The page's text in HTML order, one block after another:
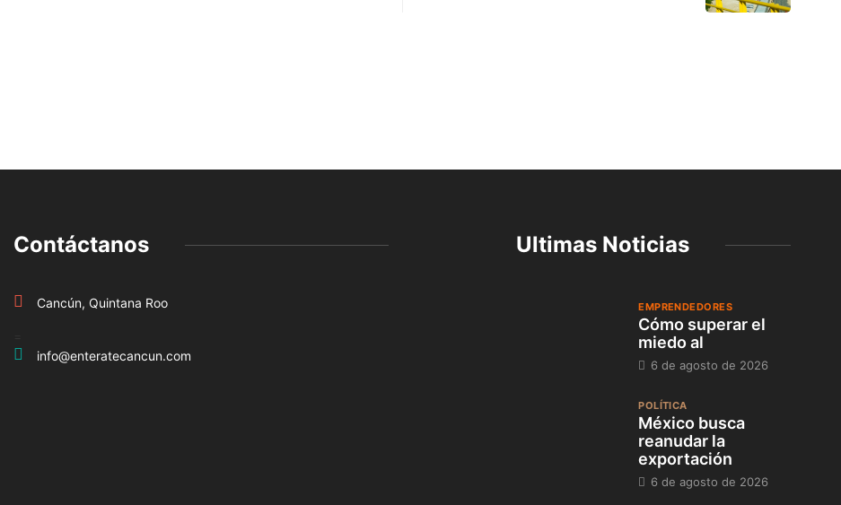
Contáctanos
Cancún, Quintana Roo
info@enteratecancun.com
Ultimas Noticias
EMPRENDEDORES
Cómo superar el
miedo al
6 de agosto de 2026
POLÍTICA
México busca
reanudar la
exportación
6 de agosto de 2026